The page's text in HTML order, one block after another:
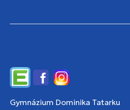
EdupageFacebookInstagram
Gymnázium Dominika Tatarku